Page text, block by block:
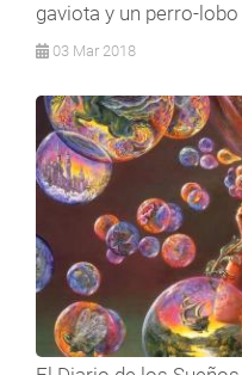
gaviota y un perro-lobo
03 Mar 2018